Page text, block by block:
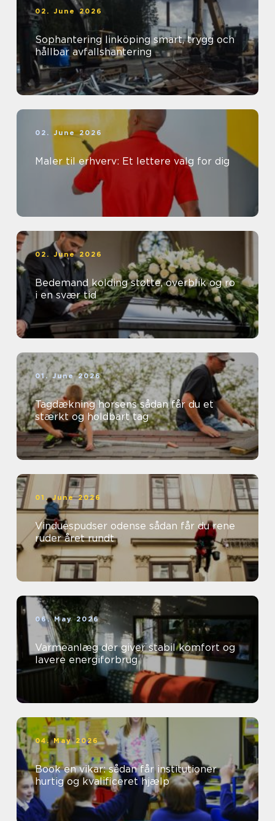
02. June 2026
Sophantering linköping smart, trygg och
hållbar avfallshantering
02. June 2026
Maler til erhverv: Et lettere valg for dig
02. June 2026
Bedemand kolding støtte, overblik og ro
i en svær tid
01. June 2026
Tagdækning horsens sådan får du et
stærkt og holdbart tag
01. June 2026
Vinduespudser odense sådan får du rene
ruder året rundt
06. May 2026
Varmeanlæg der giver stabil komfort og
lavere energiforbrug
04. May 2026
Book en vikar: sådan får institutioner
hurtig og kvalificeret hjælp